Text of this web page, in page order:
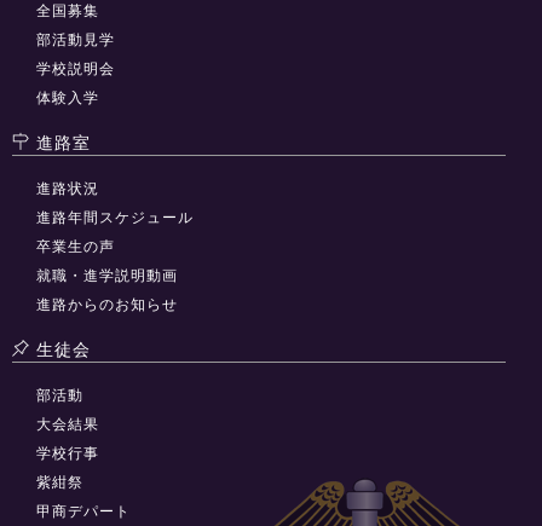
全国募集
部活動見学
学校説明会
体験入学
進路室
進路状況
進路年間スケジュール
卒業生の声
就職・進学説明動画
進路からのお知らせ
生徒会
部活動
大会結果
学校行事
紫紺祭
甲商デパート